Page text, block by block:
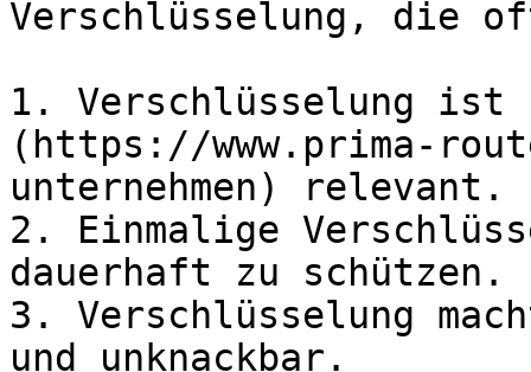
Verschlüsselung, die
1. Verschlüsselung ist
(https://www.prima-
unternehmen) relevant.
2. Einmalige
dauerhaft zu schützen.
3. Verschlüsselung
und unknackbar.